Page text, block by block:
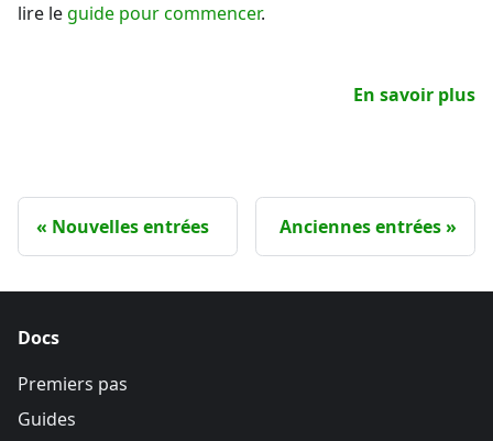
lire le guide pour commencer.
En savoir plus
Nouvelles entrées Anciennes entrées
Docs
Premiers pas
Guides